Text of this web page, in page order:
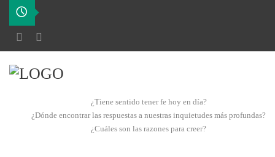
¿Tiene sentido tener fe hoy en día?
¿Dónde encontrar las respuestas a nuestras inquietudes más profundas?
¿Cuáles son las razones para creer?